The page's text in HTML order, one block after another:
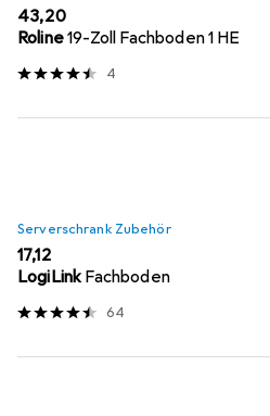
EUR
43,20
Roline19-Zoll Fachboden 1 HE
4
Serverschrank Zubehör
EUR
17,12
LogiLinkFachboden
64